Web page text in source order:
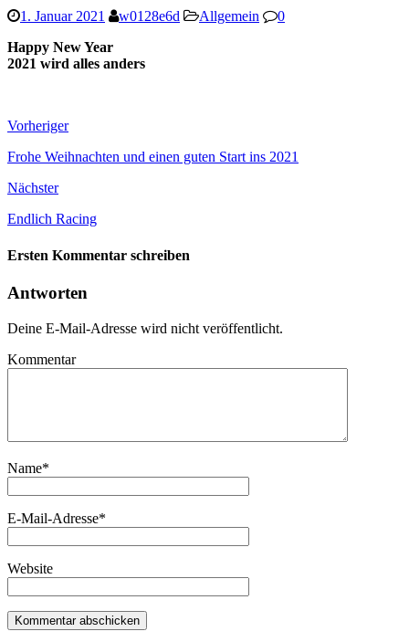
1. Januar 2021 w0128e6d Allgemein
0
Happy New Year
2021 wird alles anders
Vorheriger
Frohe Weihnachten und einen guten Start ins 2021
Nächster
Endlich Racing
Ersten Kommentar schreiben
Antworten
Deine E-Mail-Adresse wird nicht veröffentlicht.
Kommentar
Name*
E-Mail-Adresse*
Website